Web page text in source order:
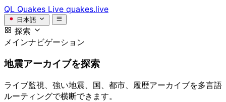
QL Quakes Live quakes.live
日本語
探索
メインナビゲーション
地震アーカイブを探索
ライブ監視、強い地震、国、都市、履歴アーカイブを多言語
ルーティングで横断できます。